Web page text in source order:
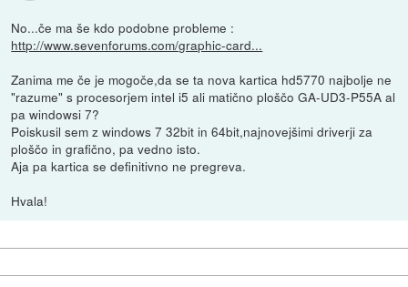
No...če ma še kdo podobne probleme :
http://www.sevenforums.com/graphic-card...
Zanima me če je mogoče,da se ta nova kartica hd5770 najbolje ne
"razume" s procesorjem intel i5 ali matično ploščo GA-UD3-P55A al
pa windowsi 7?
Poiskusil sem z windows 7 32bit in 64bit,najnovejšimi driverji za
ploščo in grafično, pa vedno isto.
Aja pa kartica se definitivno ne pregreva.
Hvala!